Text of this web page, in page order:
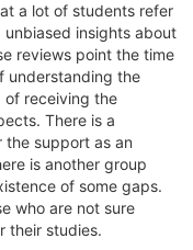
a lot of students refer
insights about
reviews point the time
understanding the
of receiving the
There is a
the support as an
is another group
of some gaps.
who are not sure
their studies.